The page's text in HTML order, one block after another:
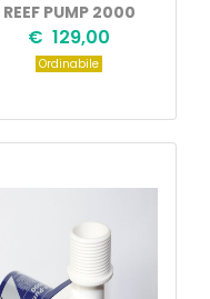
REEF PUMP 2000
€ 129,00
Ordinabile